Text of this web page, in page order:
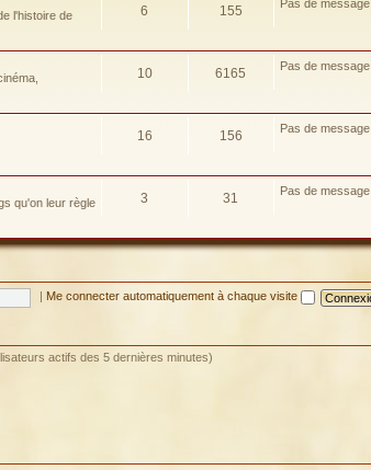
l'histoire de
6 155 Pas de message
10 6165 Pas de message
16 156 Pas de message
qu'on leur règle
3 31 Pas de message
Me connecter automatiquement à chaque visite
actifs des 5 dernières minutes)